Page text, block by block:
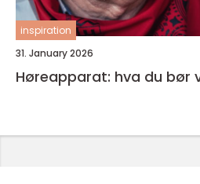
inspiration
31. January 2026
Høreapparat: hva du bør